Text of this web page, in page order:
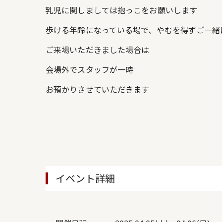
乳児に関しましては抱っこをお願いします
歩ける年齢になっている場で、やむを得ずご一
ご来場いただきました場合は
会場外でスタッフが一時
お預かりさせていただきます
イベント詳細